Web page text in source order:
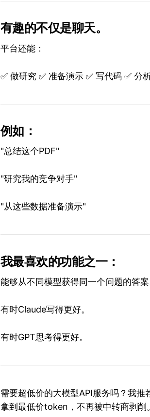
有趣的不仅是聊天。
平台还能：
✅ 做研究 ✅ 准备演示 ✅ 写代码 ✅ 分
例如：
"总结这个PDF"
"研究我的竞争对手"
"从这些数据准备演示"
我最喜欢的功能之一：
能够从不同模型获得同一个问题的答案
有时Claude写得更好。
有时GPT思考得更好。
需要超低价的大模型API服务吗？我
拿到最低价token，不再被中转商剥削。